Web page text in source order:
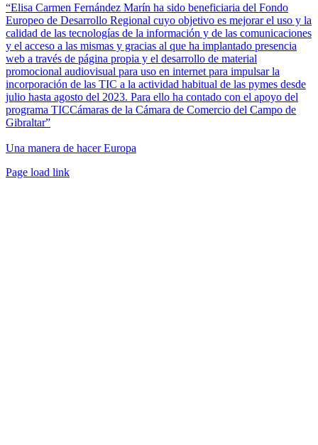
“Elisa Carmen Fernández Marín ha sido beneficiaria del Fondo
Europeo de Desarrollo Regional cuyo objetivo es mejorar el uso y la
calidad de las tecnologías de la información y de las comunicaciones
y el acceso a las mismas y gracias al que ha implantado presencia
web a través de página propia y el desarrollo de material
promocional audiovisual para uso en internet para impulsar la
incorporación de las TIC a la actividad habitual de las pymes desde
julio hasta agosto del 2023. Para ello ha contado con el apoyo del
programa TICCámaras de la Cámara de Comercio del Campo de
Gibraltar”
Una manera de hacer Europa
Facebook
Twitter
Instagram
Pinterest
Page load link